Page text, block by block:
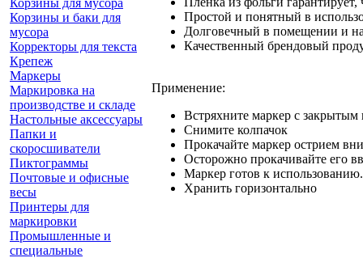
Корзины для мусора
Корзины и баки для
мусора
Корректоры для текста
Крепеж
Маркеры
Маркировка на
производстве и складе
Настольные аксессуары
Папки и
скоросшиватели
Пиктограммы
Почтовые и офисные
весы
Принтеры для
маркировки
Промышленные и
специальные
Простой и понятный в
Долговечный в помещении и
Качественный брендовый
Применение:
Встряхните маркер с закрытым
Снимите колпачок
Прокачайте маркер острием
Осторожно прокачивайте его
Маркер готов к использованию.
Хранить горизонтально